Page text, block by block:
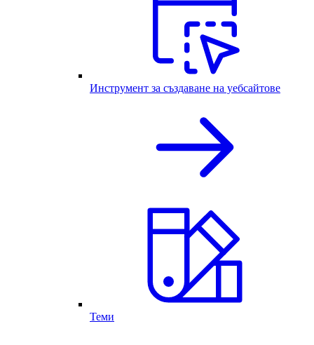
Инструмент за създаване на уебсайтове
Теми